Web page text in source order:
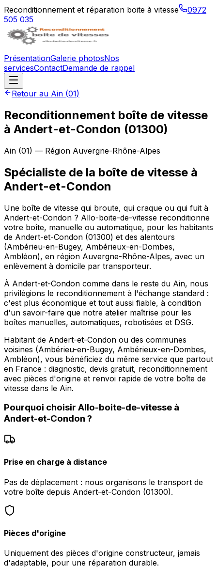
Reconditionnement et réparation boite à vitesse
0972
505 035
PrésentationGalerie photosNos
servicesContactDemande de rappel
Retour au Ain (01)
Reconditionnement boîte de vitesse
à Andert-et-Condon (01300)
Ain (01) — Région Auvergne-Rhône-Alpes
Spécialiste de la boîte de vitesse à
Andert-et-Condon
Une boîte de vitesse qui broute, qui craque ou qui fuit à
Andert-et-Condon ? Allo-boite-de-vitesse reconditionne
votre boîte, manuelle ou automatique, pour les habitants
de Andert-et-Condon (01300) et des alentours
(Ambérieu-en-Bugey, Ambérieux-en-Dombes,
Ambléon), en région Auvergne-Rhône-Alpes, avec un
enlèvement à domicile par transporteur.
À Andert-et-Condon comme dans le reste du Ain, nous
privilégions le reconditionnement à l'échange standard :
c'est plus économique et tout aussi fiable, à condition
d'un savoir-faire que notre atelier maîtrise pour les
boîtes manuelles, automatiques, robotisées et DSG.
Habitant de Andert-et-Condon ou des communes
voisines (Ambérieu-en-Bugey, Ambérieux-en-Dombes,
Ambléon), vous bénéficiez du même service que partout
en France : diagnostic, devis gratuit, reconditionnement
avec pièces d'origine et renvoi rapide de votre boîte de
vitesse dans le Ain.
Pourquoi choisir Allo-boite-de-vitesse à
Andert-et-Condon ?
Prise en charge à distance
Pas de déplacement : nous organisons le transport de
votre boîte depuis Andert-et-Condon (01300).
Pièces d'origine
Uniquement des pièces d'origine constructeur, jamais
d'adaptable, pour une réparation durable.